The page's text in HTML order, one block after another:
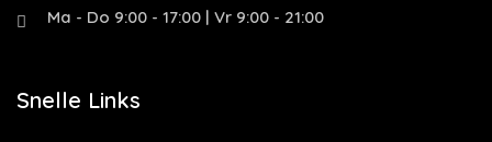
Ma - Do 9:00 - 17:00 | Vr 9:00 - 21:00
Snelle Links